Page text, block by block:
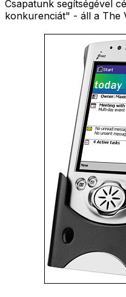
Csapatunk segítségével
konkurenciát" - áll a The